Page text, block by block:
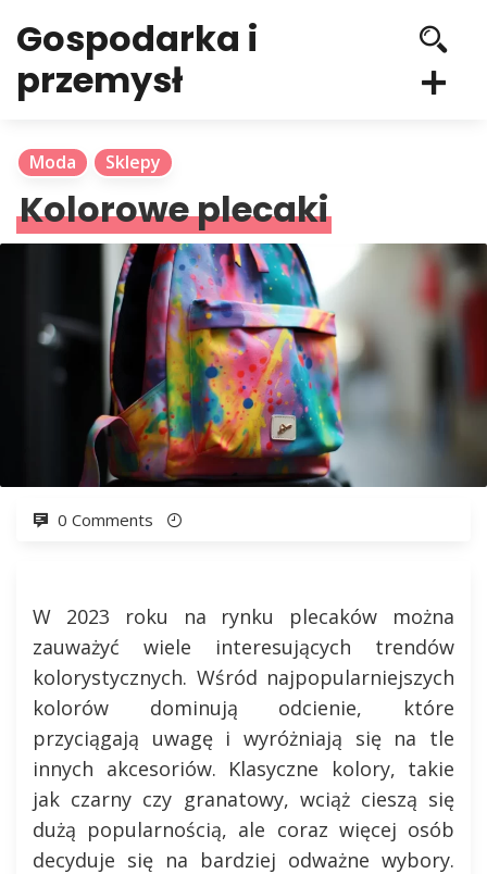
Gospodarka i
przemysł
Moda Sklepy
Kolorowe plecaki
0 Comments
W 2023 roku na rynku plecaków można
zauważyć wiele interesujących trendów
kolorystycznych. Wśród najpopularniejszych
kolorów dominują odcienie, które
przyciągają uwagę i wyróżniają się na tle
innych akcesoriów. Klasyczne kolory, takie
jak czarny czy granatowy, wciąż cieszą się
dużą popularnością, ale coraz więcej osób
decyduje się na bardziej odważne wybory.